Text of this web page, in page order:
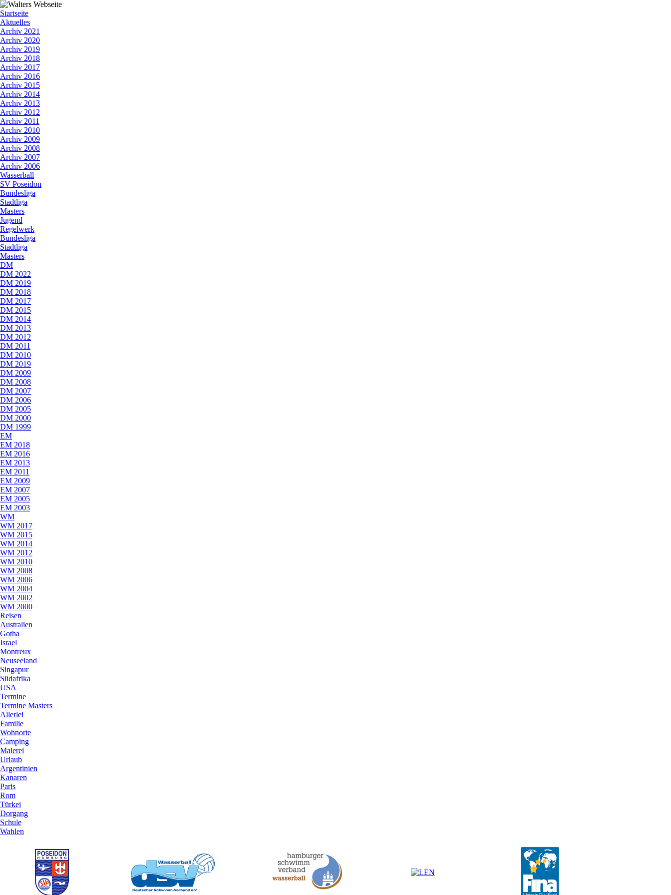
Startseite
Aktuelles
Archiv 2021
Archiv 2020
Archiv 2019
Archiv 2018
Archiv 2017
Archiv 2016
Archiv 2015
Archiv 2014
Archiv 2013
Archiv 2012
Archiv 2011
Archiv 2010
Archiv 2009
Archiv 2008
Archiv 2007
Archiv 2006
Wasserball
SV Poseidon
Bundesliga
Stadtliga
Masters
Jugend
Regelwerk
Bundesliga
Stadtliga
Masters
DM
DM 2022
DM 2019
DM 2018
DM 2017
DM 2015
DM 2014
DM 2013
DM 2012
DM 2011
DM 2010
DM 2019
DM 2009
DM 2008
DM 2007
DM 2006
DM 2005
DM 2000
DM 1999
EM
EM 2018
EM 2016
EM 2013
EM 2011
EM 2009
EM 2007
EM 2005
EM 2003
WM
WM 2017
WM 2015
WM 2014
WM 2012
WM 2010
WM 2008
WM 2006
WM 2004
WM 2002
WM 2000
Reisen
Australien
Gotha
Israel
Montreux
Neuseeland
Singapur
Südafrika
USA
Termine
Termine Masters
Allerlei
Familie
Wohnorte
Camping
Malerei
Urlaub
Argentinien
Kanaren
Paris
Rom
Türkei
Dorgang
Schule
Wahlen